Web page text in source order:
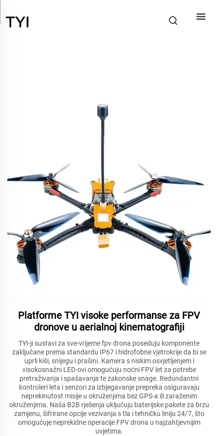
Platforme TYI visoke performanse za FPV
dronove u aerialnoj kinematografiji
TYI-ji sustavi za sve-vrijeme fpv drona poseduju komponente
zaključane prema standardu IP67 i hidrofobne vjetrokrije da bi se
uprli kiši, snijegu i prašini. Kamera s niskim osvjetljenjem i
visokosnažni LED-ovi omogućuju noćni FPV let za potrebe
pretraživanja i spašavanja te zakonske snage. Redundantni
kontroleri leta i senzori za izbjegavanje prepreka osiguravaju
neprekinutost misije u okruženjima bez GPS-a ili zaraženim
okruženjima. Naša B2B rješenja uključuju baterijske pakete za brzu
zamjenu, šifrirane opcije vezivanja s tla i tehničku liniju 24/7, što
omogućuje neprekidne operacije FPV drona u najzahtjevnijim
uvjetima.